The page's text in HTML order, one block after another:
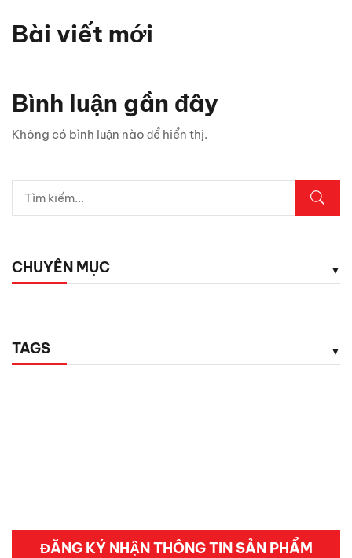
Bài viết mới
Bình luận gần đây
Không có bình luận nào để hiển thị.
CHUYÊN MỤC
TAGS
ĐĂNG KÝ NHẬN THÔNG TIN SẢN PHẨM